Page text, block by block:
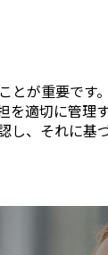
が重要です。
適切に管理
し、それに基